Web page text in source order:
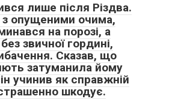
лише після Різдва.
з опущеними очима,
на порозі, а
звичної гордині,
Сказав, що
затуманила йому
учинив як справжній
шкодує.